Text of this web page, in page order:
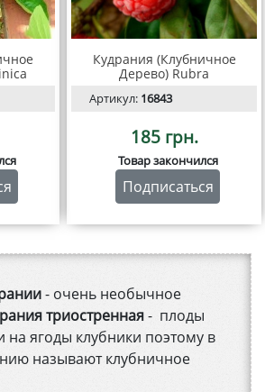
- очень необычное
триостренная- плоды
на ягоды клубники поэтому в
называют клубничное
Кудрания (Клубничное
Дерево) Rubra
Артикул: 16843
185 грн.
Товар закончился
Подписаться